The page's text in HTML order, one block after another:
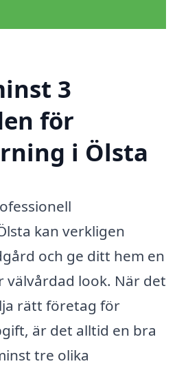
3
för
i Ölsta
kan verkligen
och ge ditt hem en
välvårdad look. När det
rätt företag för
är det alltid en bra
tre olika